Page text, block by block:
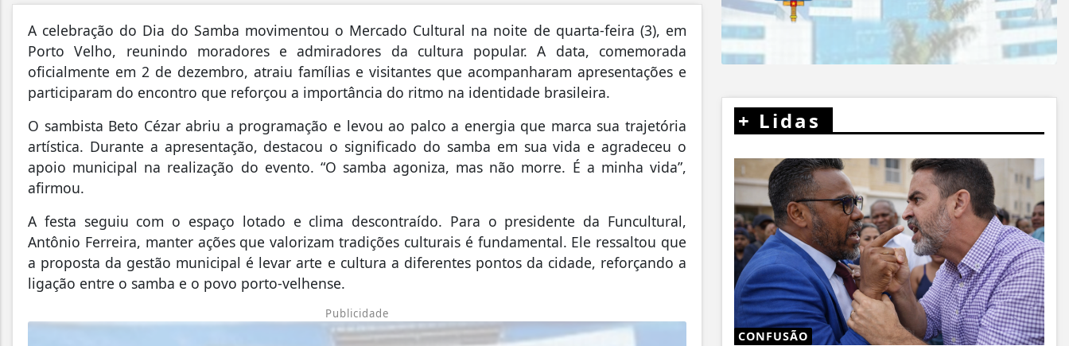
A celebração do Dia do Samba movimentou o Mercado Cultural na noite de quarta-feira (3), em
Porto Velho, reunindo moradores e admiradores da cultura popular. A data, comemorada
oficialmente em 2 de dezembro, atraiu famílias e visitantes que acompanharam apresentações e
participaram do encontro que reforçou a importância do ritmo na identidade brasileira.
O sambista Beto Cézar abriu a programação e levou ao palco a energia que marca sua trajetória
artística. Durante a apresentação, destacou o significado do samba em sua vida e agradeceu o
apoio municipal na realização do evento. “O samba agoniza, mas não morre. É a minha vida”,
afirmou.
A festa seguiu com o espaço lotado e clima descontraído. Para o presidente da Funcultural,
Antônio Ferreira, manter ações que valorizam tradições culturais é fundamental. Ele ressaltou que
a proposta da gestão municipal é levar arte e cultura a diferentes pontos da cidade, reforçando a
ligação entre o samba e o povo porto-velhense.
Publicidade
+ Lidas
CONFUSÃO